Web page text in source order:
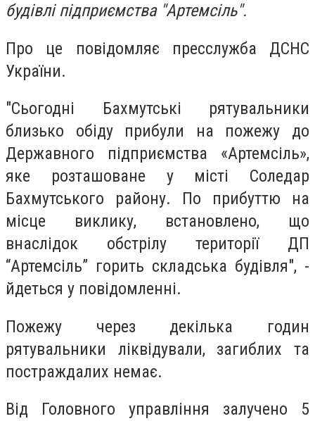
будівлі підприємства "Артемсіль".
Про це повідомляє пресслужба ДСНС
України.
"Сьогодні Бахмутські рятувальники
близько обіду прибули на пожежу до
Державного підприємства «Артемсіль»,
яке розташоване у місті Соледар
Бахмутського району. По прибуттю на
місце виклику, встановлено, що
внаслідок обстрілу території ДП
“Артемсіль” горить складська будівля", -
йдеться у повідомленні.
Пожежу через декілька годин
рятувальники ліквідували, загиблих та
постраждалих немає.
Від Головного управління залучено 5